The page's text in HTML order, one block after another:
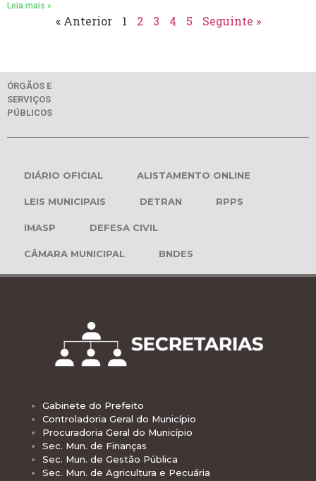
Leia mais »
« Anterior 1 2 3 4 5 Seguinte »
ÓRGÃOS E
SERVIÇOS
PÚBLICOS
DIÁRIO OFICIAL ALISTAMENTO ONLINE
LEIS MUNICIPAIS DETRAN RPPS
IMASP DEFESA CIVIL
CÂMARA MUNICIPAL BNDES
Gabinete do Prefeito
Controladoria Geral do Município
Procuradoria Geral do Município
Sec. Mun. de Finanças
Sec. Mun. de Gestão Pública
Sec. Mun. de Agricultura e Pecuária